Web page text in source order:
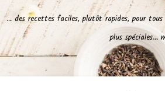
… des recettes faciles, plutôt rapides, pour tous
plus spéciales…